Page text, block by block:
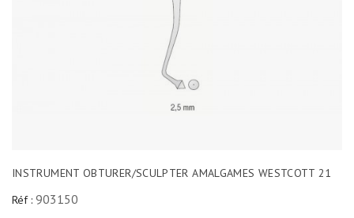
INSTRUMENT OBTURER/SCULPTER AMALGAMES WESTCOTT 21
Réf : 903150